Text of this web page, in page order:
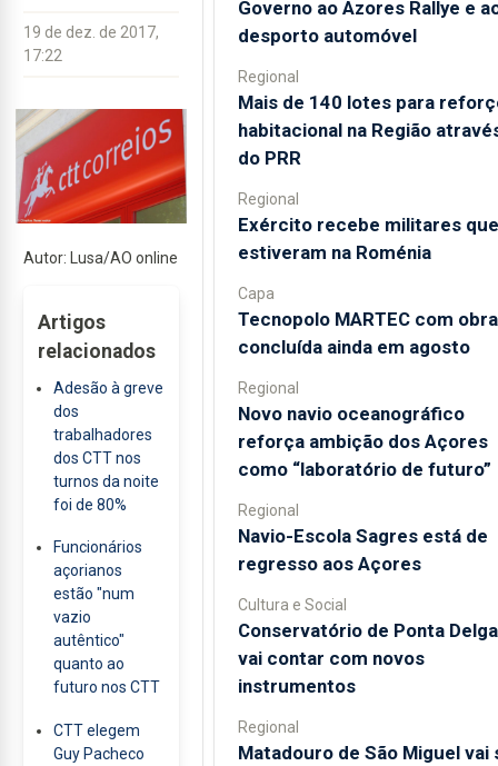
19 de dez. de 2017,
17:22
Autor: Lusa/AO online
Artigos
relacionados
Adesão à greve
dos
trabalhadores
dos CTT nos
turnos da noite
foi de 80%
Funcionários
açorianos
estão "num
vazio
autêntico"
quanto ao
futuro nos CTT
CTT elegem
Guy Pacheco
Governo ao Azores Rallye e
desporto automóvel
Regional
Mais de 140 lotes para
habitacional na Região
do PRR
Regional
Exército recebe militares que
estiveram na Roménia
Capa
Tecnopolo MARTEC com obra
concluída ainda em agosto
Regional
Novo navio oceanográfico
reforça ambição dos Açores
como “laboratório de futuro”
Regional
Navio-Escola Sagres está de
regresso aos Açores
Cultura e Social
Conservatório de Ponta
vai contar com novos
instrumentos
Regional
Matadouro de São Miguel vai